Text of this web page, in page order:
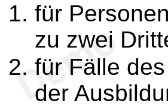
für
zu zwei
für Fälle
der